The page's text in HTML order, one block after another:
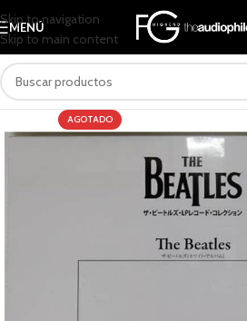
Skip to navigation
Skip to main content
MENÚ
AGOTADO